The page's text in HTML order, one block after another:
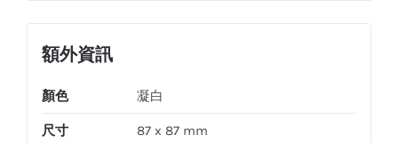
橫
額外資訊
顏色 凝白
尺寸 87 x 87 mm